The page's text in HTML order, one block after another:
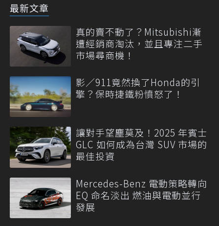
最新文章
真的賣不動了？Mitsubishi漸
遭經銷商淘汰，並且專注二手
市場尋商機！
影／911竟然換了Honda的引
擎？保時捷鐵粉憤怒了！
讓對手望塵莫及！2025 年賓士
GLC 如何成為台灣 SUV 市場的
最佳投資
Mercedes-Benz 電動策略轉向
EQ 命名淡出 燃油與電動並行
發展